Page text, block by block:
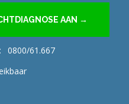
AAN →
0800/61.667